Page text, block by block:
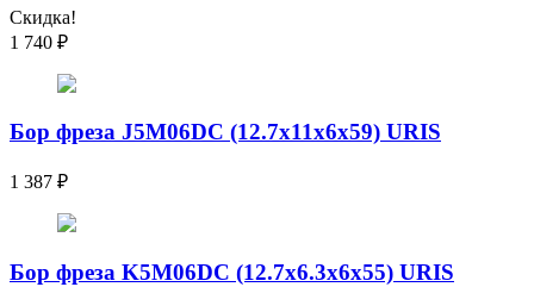
Скидка!
1 740 ₽
Бор фреза J5M06DC (12.7x11x6x59) URIS
1 387 ₽
Бор фреза K5M06DC (12.7x6.3x6x55) URIS